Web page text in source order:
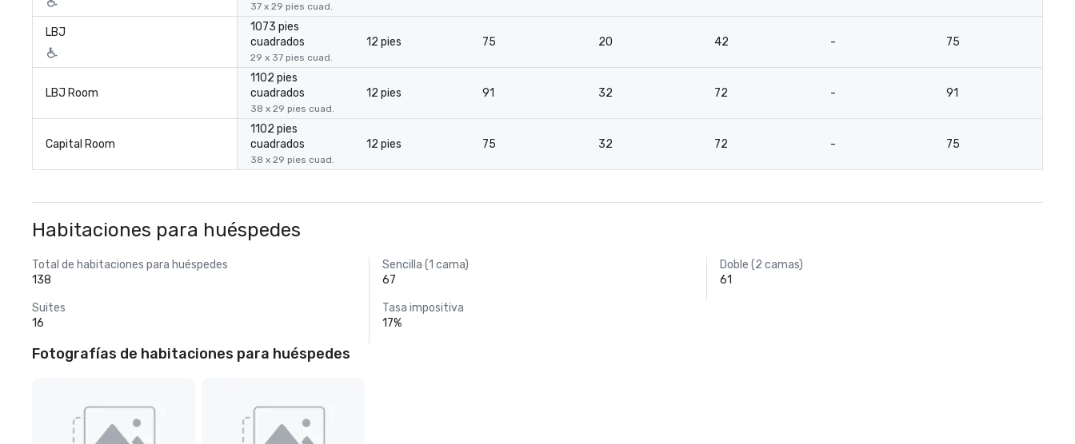
37 x 29 pies cuad.
LBJ
1073 pies
cuadrados
29 x 37 pies cuad.
12 pies 75 20 42 - 75
LBJ Room
1102 pies
cuadrados
38 x 29 pies cuad.
12 pies 91 32 72 - 91
Capital Room
1102 pies
cuadrados
38 x 29 pies cuad.
12 pies 75 32 72 - 75
Habitaciones para huéspedes
Total de habitaciones para huéspedes
138
Sencilla (1 cama)
67
Doble (2 camas)
61
Suites
16
Tasa impositiva
17%
Fotografías de habitaciones para huéspedes